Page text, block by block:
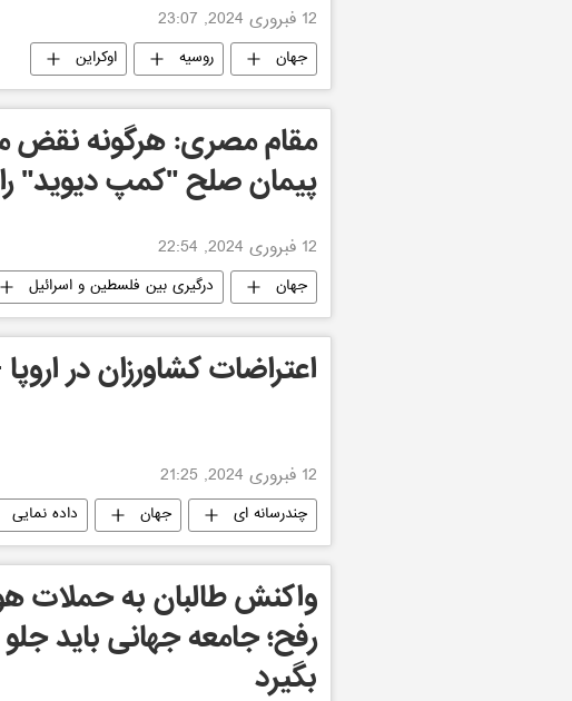
12 فبروری 2024, 23:07
جهان روسیه اوکراین
مقام مصری: هرگونه نقض
پیمان صلح "کمپ دیوید"
12 فبروری 2024, 22:54
جهان درگیری بین فلسطین و اسرائیل
اعتراضات کشاورزان در
12 فبروری 2024, 21:25
چندرسانه ای جهان داده نمایی
واکنش طالبان به حملات
رفح؛ جامعه جهانی باید
بگیرد